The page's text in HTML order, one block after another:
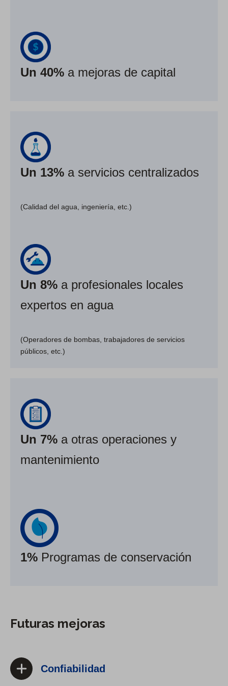
Un 40% a mejoras de capital
Un 13% a servicios centralizados
(Calidad del agua, ingeniería, etc.)
Un 8% a profesionales locales
expertos en agua
(Operadores de bombas, trabajadores de servicios
públicos, etc.)
Un 7% a otras operaciones y
mantenimiento
1% Programas de conservación
Futuras mejoras
Confiabilidad